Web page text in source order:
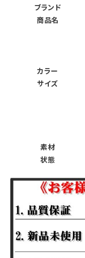
ブランド
商品名
カラー
サイズ
素材
状態